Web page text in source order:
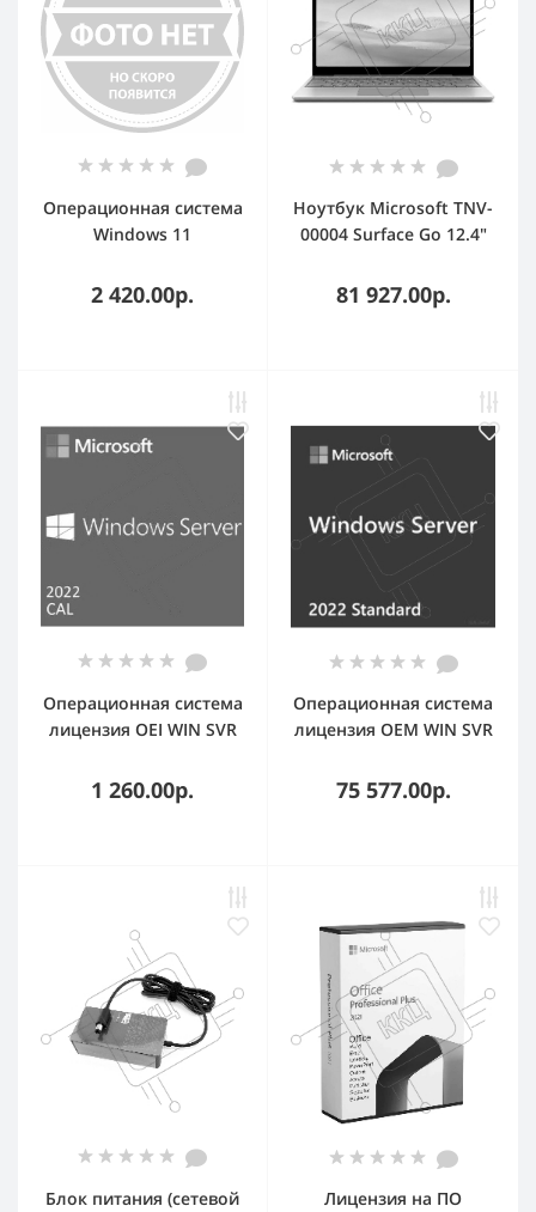
Операционная система
Windows 11
наклейка
2 420.00р.
Ноутбук Microsoft TNV-
00004 Surface Go 12.4"
1035G1/8Gb/SSD256Gb/I
PS/touch/1536x1024/EU/
81 927.00р.
Операционная система
лицензия OEI WIN SVR
DEV R18-06412 MS
1 260.00р.
Операционная система
лицензия OEM WIN SVR
DVD P73-08328 MS
75 577.00р.
Блок питания (сетевой Лицензия на ПО